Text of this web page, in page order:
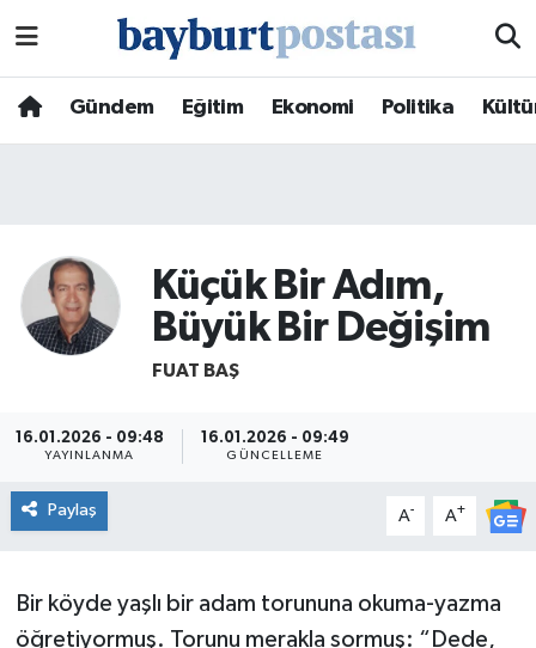
Gündem Eğitim Ekonomi Politika
Küçük Bir Adım,
Büyük Bir Değişim
FUAT BAŞ
16.01.2026 - 09:48
YAYINLANMA
16.01.2026 - 09:49
GÜNCELLEME
Paylaş A- A+
Bir köyde yaşlı bir adam torununa okuma-yazma
öğretiyormuş. Torunu merakla sormuş: “Dede,
Trafik Durumu
Süper Lig Puan Durumu ve Fikstür
Son Dakika Haberleri
Haber Arşivi